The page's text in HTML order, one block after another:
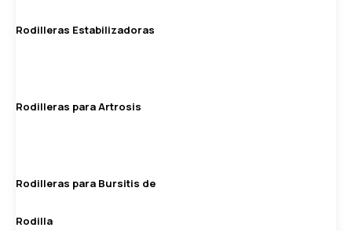
Rodilleras Estabilizadoras
Rodilleras para Artrosis
Rodilleras para Bursitis de
Rodilla